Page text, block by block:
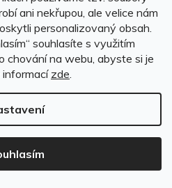
ani nekřupou, ale velice nám
personalizovaný obsah.
souhlasíte s využitím
chování na webu, abyste si je
informací zde.
KOŠÍKU
Doprava